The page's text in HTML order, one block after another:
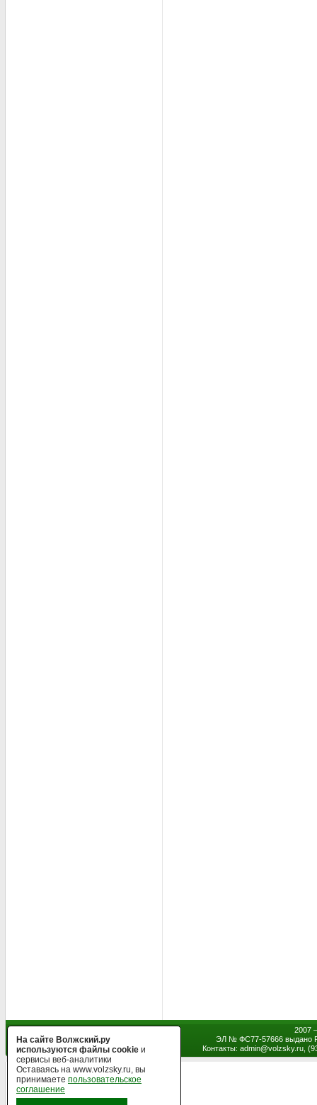
2007
ЭЛ № ФС77-57666 выдано
Контакты: admin@volzsky.ru,
На сайте Волжский.ру
используются файлы cookie и
сервисы веб-аналитики
Оставаясь на www.volzsky.ru, вы
принимаете пользовательское
соглашение